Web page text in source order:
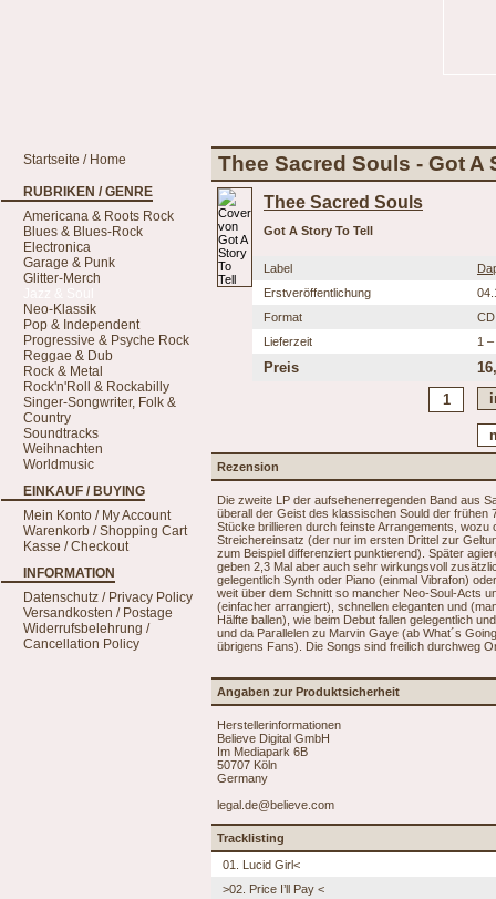
Startseite / Home
RUBRIKEN / GENRE
Americana & Roots Rock
Blues & Blues-Rock
Electronica
Garage & Punk
Glitter-Merch
Neo-Klassik
Pop & Independent
Progressive & Psyche Rock
Reggae & Dub
Rock & Metal
Rock'n'Roll & Rockabilly
Singer-Songwriter, Folk &
Country
Soundtracks
Weihnachten
Worldmusic
EINKAUF / BUYING
Mein Konto / My Account
Warenkorb / Shopping Cart
Kasse / Checkout
INFORMATION
Datenschutz / Privacy Policy
Versandkosten / Postage
Widerrufsbelehrung /
Cancellation Policy
Thee Sacred Souls - Got A
Thee Sacred Souls
Got A Story To Tell
Label
Erstveröffentlichung
Format
CD
Lieferzeit
1
Preis
Rezension
Die zweite LP der aufsehenerregenden Band aus
überall der Geist des klassischen Sould der frühen
Stücke brillieren durch feinste Arrangements,
Streichereinsatz (der nur im ersten Drittel zur
zum Beispiel differenziert punktierend). Später
geben 2,3 Mal aber auch sehr wirkungsvoll
gelegentlich Synth oder Piano (einmal Vibrafon)
weit über dem Schnitt so mancher Neo-Soul-Acts
(einfacher arrangiert), schnellen eleganten und
Hälfte ballen), wie beim Debut fallen gelegentlich
und da Parallelen zu Marvin Gaye (ab What´s
übrigens Fans). Die Songs sind freilich durchweg
Angaben zur Produktsicherheit
Herstellerinformationen
Believe Digital GmbH
Im Mediapark 6B
50707 Köln
Germany
legal.de@believe.com
Tracklisting
01. Lucid Girl<
>02. Price I’ll Pay <